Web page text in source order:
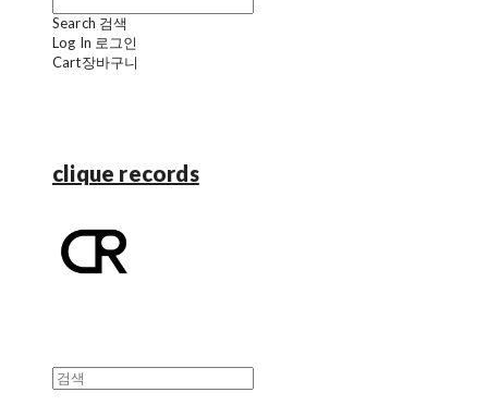
Search 검색
Log In 로그인
Cart장바구니
clique records